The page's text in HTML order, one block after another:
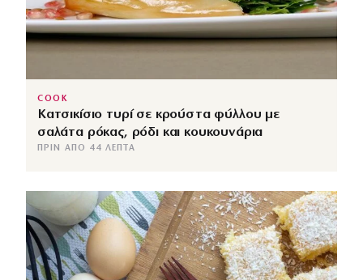
COOK
Κατσικίσιο τυρί σε κρούστα φύλλου με
σαλάτα ρόκας, ρόδι και κουκουνάρια
ΠΡΙΝ ΑΠΌ 44 ΛΕΠΤΆ